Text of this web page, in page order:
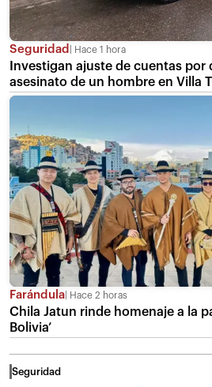
Seguridad Hace 1 hora
Investigan ajuste de cuentas por
asesinato de un hombre en Villa
Farándula Hace 2 horas
Chila Jatun rinde homenaje a la
Bolivia’
Seguridad